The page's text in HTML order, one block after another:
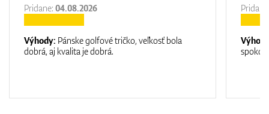
Pridane: 04.08.2026
Výhody: Pánske golfové tričko, veľkosť bola
dobrá, aj kvalita je dobrá.